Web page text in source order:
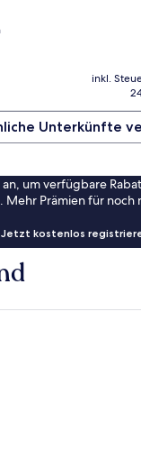
inkl.
Unterkünfte
um verfügbare
Mehr Prämien für noch
Jetzt kostenlos